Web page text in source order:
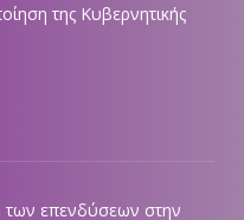
της Κυβερνητικής
των επενδύσεων στην